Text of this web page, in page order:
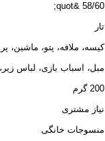
58/60 &quot;
تار
کیسه، ملافه، پتو،
مبل، اسباب بازی، لباس زیر،
200 گرم
نیاز مشتری
منسوجات خانگی